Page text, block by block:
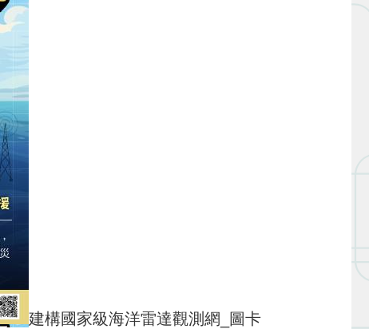
建構國家級海洋雷達觀測網_圖卡